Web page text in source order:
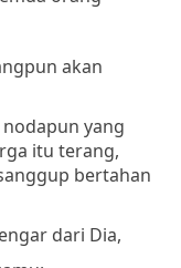
akan
yang
itu terang,
bertahan
dari Dia,